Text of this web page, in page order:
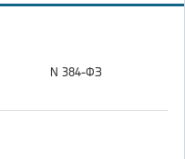
N 384-ФЗ